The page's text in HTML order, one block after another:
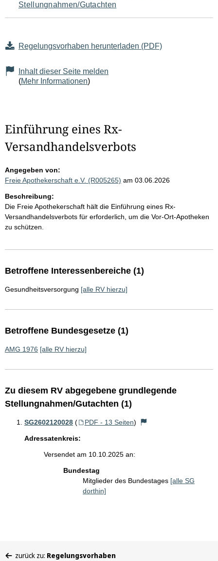
Stellungnahmen/Gutachten
Regelungsvorhaben herunterladen (PDF)
Inhalt dieser Seite melden
(Mehr Informationen)
Einführung eines Rx-
Versandhandelsverbots
Angegeben von:
Freie Apothekerschaft e.V. (R005265) am 03.06.2026
Beschreibung:
Die Freie Apothekerschaft hält die Einführung eines Rx-
Versandhandelsverbots für erforderlich, um die Vor-Ort-Apotheken
zu schützen.
Betroffene Interessenbereiche (1)
Gesundheitsversorgung [alle RV hierzu]
Betroffene Bundesgesetze (1)
AMG 1976 [alle RV hierzu]
Zu diesem RV abgegebene grundlegende
Stellungnahmen/Gutachten (1)
SG2602120028 ( PDF - 13 Seiten)
Adressatenkreis:
Versendet am 10.10.2025 an:
Bundestag
Mitglieder des Bundestages [alle SG
dorthin]
zurück zu: Regelungsvorhaben